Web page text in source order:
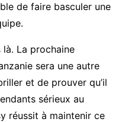
de faire basculer une
là. La prochaine
sera une autre
et de prouver qu’il
sérieux au
réussit à maintenir ce